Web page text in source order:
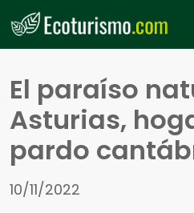
Pasar al contenido principal
El paraíso
Asturias,
pardo
10/11/2022